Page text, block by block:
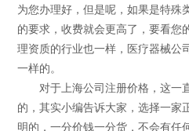
为您办理好，但是呢，如果是特殊
的要求，收费就会更高了，要看您
理资质的行业也一样，医疗器械公
一样的。
对于上海公司注册价格，这一
的，其实小编告诉大家，选择一家
明的，一分价钱一分货，不会有任